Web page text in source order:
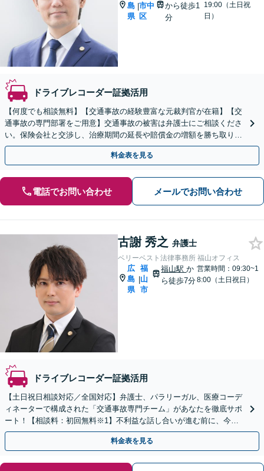
島
県
|市中
区
から徒歩1
分
19:00（土日祝
日）
ドライブレコーダー証拠活用
【何度でも相談無料】【交通事故の経験豊富な元裁判官が在籍】【交
通事故の専門部署をご用意】交通事故の被害は弁護士にご相談くださ
い。保険会社と交渉し、治療期間の延長や賠償金の増額を勝ち取りま
す。後遺障害の等級認定の手続きなどもお任せください。
料金表を見る
電話でお問い合わせ メールでお問い合わせ
古謝 秀之 弁護士
ベリーベスト法律事務所 福山オフィス
広
島
県
|
福
山
市
福山駅か
ら徒歩7分
営業時間：09:30~1
8:00（土日祝日）
ドライブレコーダー証拠活用
【土日祝日相談対応／全国対応】弁護士、パラリーガル、医療コーデ
ィネーターで構成された「交通事故専門チーム」があなたを徹底サポ
ート！【相談料：初回無料※1】不利益な話し合いが進む前に、今す
ぐ相談！
料金表を見る